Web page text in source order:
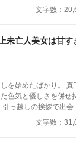
小説です。 恋愛要
さい。 歯科以外の医
ですみませんがご了
文字数：
未亡人美女は甘す
を始めたばかり。 真
色気と優しさを併せ
っ越しの挨拶で出会
しまう。 偶然にもア
た彼女は、翔太をす
文字数：